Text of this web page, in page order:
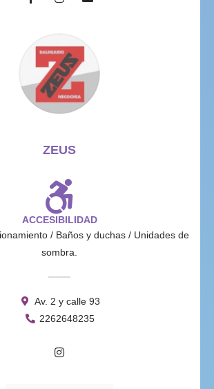
ZEUS
ACCESIBILIDAD
/ Baños y duchas / Unidades de
sombra.
Av. 2 y calle 93
2262648235